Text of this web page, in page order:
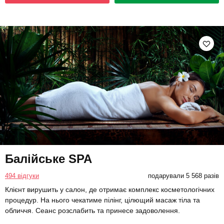
Балійське SPA
494 відгуки подарували 5 568 разів
Клієнт вирушить у салон, де отримає комплекс косметологічних
процедур. На нього чекатиме пілінг, цілющий масаж тіла та
обличчя. Сеанс розслабить та принесе задоволення.